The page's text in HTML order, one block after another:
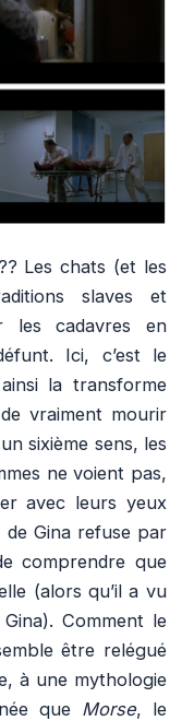
Les chats (et les
slaves et
les cadavres en
Ici, c’est le
la transforme
vraiment mourir
sixième sens, les
ne voient pas,
avec leurs yeux
Gina refuse par
comprendre que
(alors qu’il a vu
Comment le
être relégué
à une mythologie
que Morse, le